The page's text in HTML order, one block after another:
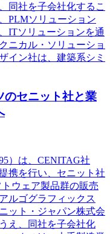
同社を子会社化するこ
PLMソリューション
ITソリューションを通
ニカル・ソリューショ
イン社は、建築系シミ
のセニット社と業
）は、CENITAG社
携を行い、セニット社
ウェア製品群の販売
ルゴグラフィックス
ット・ジャパン株式会
え、同社を子会社化